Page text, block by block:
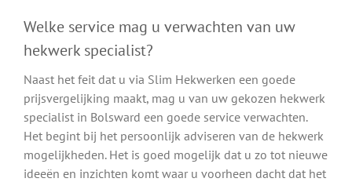
Welke service mag u verwachten van uw
hekwerk specialist?
Naast het feit dat u via Slim Hekwerken een goede
prijsvergelijking maakt, mag u van uw gekozen hekwerk
specialist in Bolsward een goede service verwachten.
Het begint bij het persoonlijk adviseren van de hekwerk
mogelijkheden. Het is goed mogelijk dat u zo tot nieuwe
ideeën en inzichten komt waar u voorheen dacht dat het